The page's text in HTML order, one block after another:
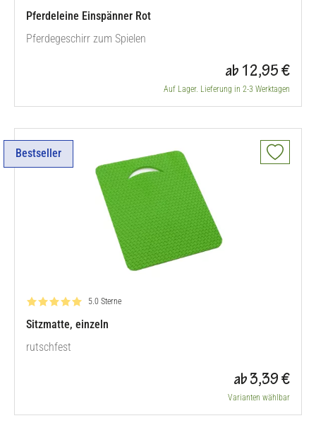
Pferdeleine Einspänner Rot
Pferdegeschirr zum Spielen
ab 12,95 €
Auf Lager. Lieferung in 2-3 Werktagen
Bestseller
Bewertung: 5.0 von 5
5.0 Sterne
Sitzmatte, einzeln
rutschfest
ab 3,39 €
Varianten wählbar